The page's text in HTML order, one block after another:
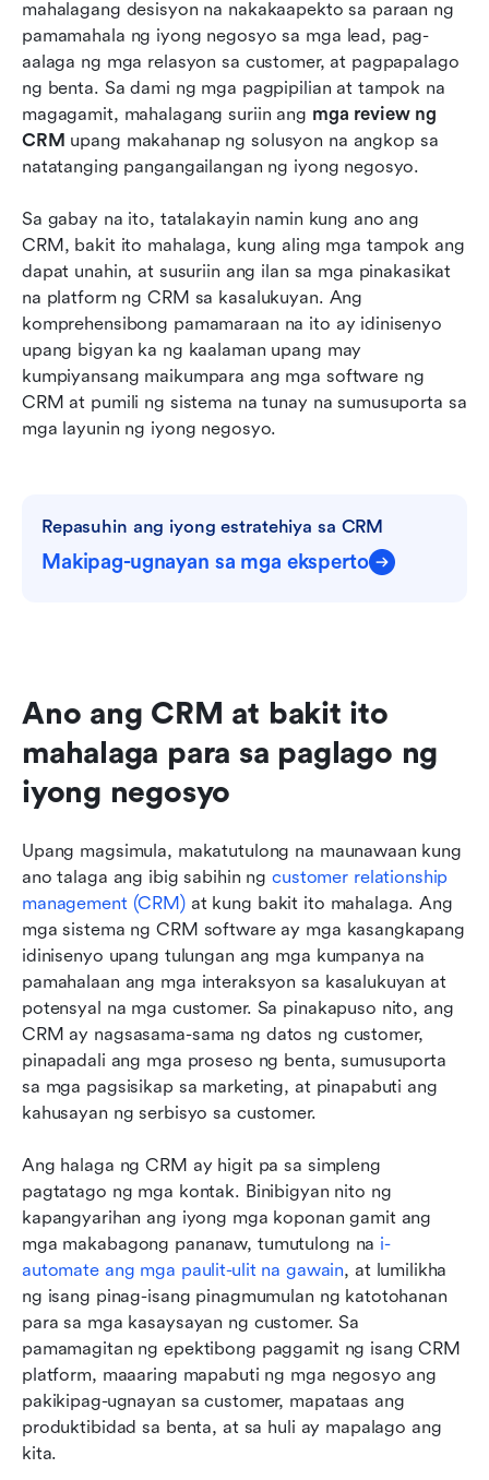
mahalagang desisyon na nakakaapekto sa paraan ng
pamamahala ng iyong negosyo sa mga lead, pag-
aalaga ng mga relasyon sa customer, at pagpapalago
ng benta. Sa dami ng mga pagpipilian at tampok na
magagamit, mahalagang suriin ang mga review ng
CRM upang makahanap ng solusyon na angkop sa
natatanging pangangailangan ng iyong negosyo.
Sa gabay na ito, tatalakayin namin kung ano ang
CRM, bakit ito mahalaga, kung aling mga tampok ang
dapat unahin, at susuriin ang ilan sa mga pinakasikat
na platform ng CRM sa kasalukuyan. Ang
komprehensibong pamamaraan na ito ay idinisenyo
upang bigyan ka ng kaalaman upang may
kumpiyansang maikumpara ang mga software ng
CRM at pumili ng sistema na tunay na sumusuporta sa
mga layunin ng iyong negosyo.
Repasuhin ang iyong estratehiya sa CRM
Makipag-ugnayan sa mga eksperto
Ano ang CRM at bakit ito
mahalaga para sa paglago ng
iyong negosyo
Upang magsimula, makatutulong na maunawaan kung
ano talaga ang ibig sabihin ng customer relationship
management (CRM) at kung bakit ito mahalaga. Ang
mga sistema ng CRM software ay mga kasangkapang
idinisenyo upang tulungan ang mga kumpanya na
pamahalaan ang mga interaksyon sa kasalukuyan at
potensyal na mga customer. Sa pinakapuso nito, ang
CRM ay nagsasama-sama ng datos ng customer,
pinapadali ang mga proseso ng benta, sumusuporta
sa mga pagsisikap sa marketing, at pinapabuti ang
kahusayan ng serbisyo sa customer.
Ang halaga ng CRM ay higit pa sa simpleng
pagtatago ng mga kontak. Binibigyan nito ng
kapangyarihan ang iyong mga koponan gamit ang
mga makabagong pananaw, tumutulong na i-
automate ang mga paulit-ulit na gawain, at lumilikha
ng isang pinag-isang pinagmumulan ng katotohanan
para sa mga kasaysayan ng customer. Sa
pamamagitan ng epektibong paggamit ng isang CRM
platform, maaaring mapabuti ng mga negosyo ang
pakikipag-ugnayan sa customer, mapataas ang
produktibidad sa benta, at sa huli ay mapalago ang
kita.
sa CRM
Pinakamainam para sa maliliit at katamtamang
negosyo
Pinakamainam para sa mga organisasyong
antas-enterprise
Pinakamahusay na CRM para sa pamamahala
ng proyekto sa pagbebenta
Paraan ng epektibong paghahambing ng mga
modelo ng pagpepresyo ng CRM
Mga konsiderasyon sa seguridad, privacy ng
datos, at pagsunod sa batas sa software ng
CRM
May kaugnayang pagbasa